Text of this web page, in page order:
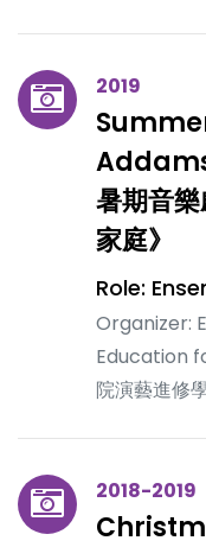
2019
暑期音
家庭》
Role:
Organizer:
Education
院演藝進修
2018-2019